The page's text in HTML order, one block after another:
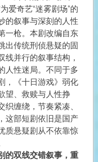
爱奇艺“迷雾剧场”的
的叙事与深刻的人性
一枪。本剧改编自东
出传统刑侦悬疑的固
线并行的叙事结构，
人性迷局。不同于多
，《十日游戏》弱化
望、救赎与人性挣
缠绕，节奏紧凑、
这部短剧依旧是国产
质悬疑剧从不依靠惊
的双线交错叙事，重